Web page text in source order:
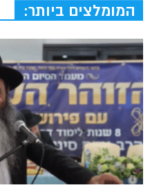
המומלצים ביותר: